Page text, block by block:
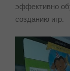
эффективно
созданию игр.